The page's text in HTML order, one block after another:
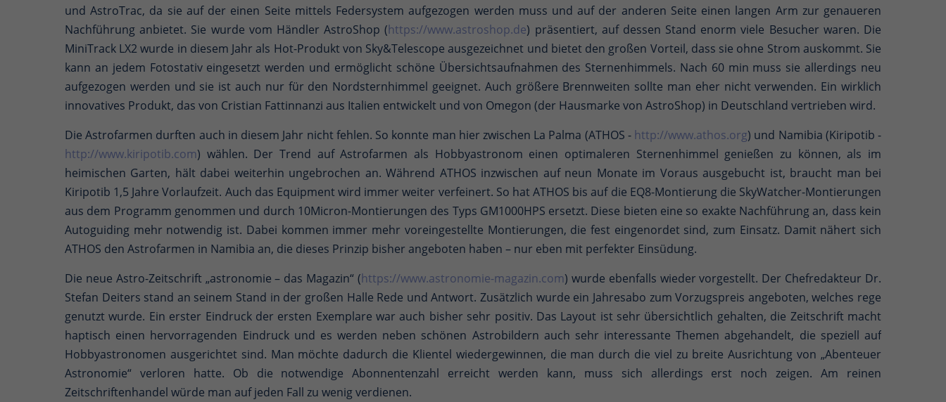
und AstroTrac, da sie auf der einen Seite mittels Federsystem aufgezogen werden muss und auf der anderen Seite einen langen Arm zur genaueren
Nachführung anbietet. Sie wurde vom Händler AstroShop (https://www.astroshop.de) präsentiert, auf dessen Stand enorm viele Besucher waren. Die
MiniTrack LX2 wurde in diesem Jahr als Hot-Produkt von Sky&Telescope ausgezeichnet und bietet den großen Vorteil, dass sie ohne Strom auskommt. Sie
kann an jedem Fotostativ eingesetzt werden und ermöglicht schöne Übersichtsaufnahmen des Sternenhimmels. Nach 60 min muss sie allerdings neu
aufgezogen werden und sie ist auch nur für den Nordsternhimmel geeignet. Auch größere Brennweiten sollte man eher nicht verwenden. Ein wirklich
innovatives Produkt, das von Cristian Fattinnanzi aus Italien entwickelt und von Omegon (der Hausmarke von AstroShop) in Deutschland vertrieben wird.
Die Astrofarmen durften auch in diesem Jahr nicht fehlen. So konnte man hier zwischen La Palma (ATHOS - http://www.athos.org) und Namibia (Kiripotib -
http://www.kiripotib.com) wählen. Der Trend auf Astrofarmen als Hobbyastronom einen optimaleren Sternenhimmel genießen zu können, als im
heimischen Garten, hält dabei weiterhin ungebrochen an. Während ATHOS inzwischen auf neun Monate im Voraus ausgebucht ist, braucht man bei
Kiripotib 1,5 Jahre Vorlaufzeit. Auch das Equipment wird immer weiter verfeinert. So hat ATHOS bis auf die EQ8-Montierung die SkyWatcher-Montierungen
aus dem Programm genommen und durch 10Micron-Montierungen des Typs GM1000HPS ersetzt. Diese bieten eine so exakte Nachführung an, dass kein
Autoguiding mehr notwendig ist. Dabei kommen immer mehr voreingestellte Montierungen, die fest eingenordet sind, zum Einsatz. Damit nähert sich
ATHOS den Astrofarmen in Namibia an, die dieses Prinzip bisher angeboten haben – nur eben mit perfekter Einsüdung.
Die neue Astro-Zeitschrift „astronomie – das Magazin“ (https://www.astronomie-magazin.com) wurde ebenfalls wieder vorgestellt. Der Chefredakteur Dr.
Stefan Deiters stand an seinem Stand in der großen Halle Rede und Antwort. Zusätzlich wurde ein Jahresabo zum Vorzugspreis angeboten, welches rege
genutzt wurde. Ein erster Eindruck der ersten Exemplare war auch bisher sehr positiv. Das Layout ist sehr übersichtlich gehalten, die Zeitschrift macht
haptisch einen hervorragenden Eindruck und es werden neben schönen Astrobildern auch sehr interessante Themen abgehandelt, die speziell auf
Hobbyastronomen ausgerichtet sind. Man möchte dadurch die Klientel wiedergewinnen, die man durch die viel zu breite Ausrichtung von „Abenteuer
Astronomie“ verloren hatte. Ob die notwendige Abonnentenzahl erreicht werden kann, muss sich allerdings erst noch zeigen. Am reinen
Zeitschriftenhandel würde man auf jeden Fall zu wenig verdienen.